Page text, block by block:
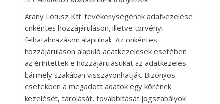
Arany Lótusz Kft. tevékenységének adatkezelései
önkéntes hozzájáruláson, illetve törvényi
felhatalmazáson alapulnak. Az önkéntes
hozzájáruláson alapuló adatkezelések esetében
az érintettek e hozzájárulásukat az adatkezelés
bármely szakában visszavonhatják. Bizonyos
esetekben a megadott adatok egy körének
kezelését, tárolását, továbbítását jogszabályok